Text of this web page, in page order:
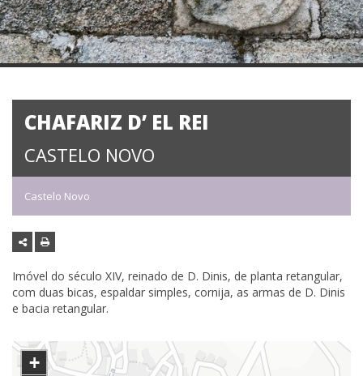
CHAFARIZ D’ EL REI
CASTELO NOVO
Castelo Novo
Imóvel do século XIV, reinado de D. Dinis, de planta retangular,
com duas bicas, espaldar simples, cornija, as armas de D. Dinis
e bacia retangular.
+